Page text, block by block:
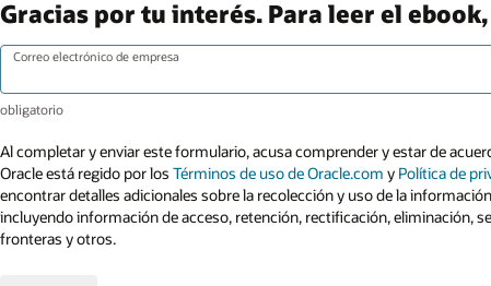
Gracias por tu interés. Para leer el
Correo electrónico de empresa
Al completar y enviar este formulario, acusa comprender y estar de
Oracle está regido por los Términos de uso de Oracle.com y Política de
encontrar detalles adicionales sobre la recolección y uso de la
incluyendo información de acceso, retención, rectificación, eliminación,
fronteras y otros.